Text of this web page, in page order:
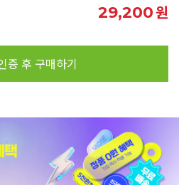
29,200원
증 후 구매하기